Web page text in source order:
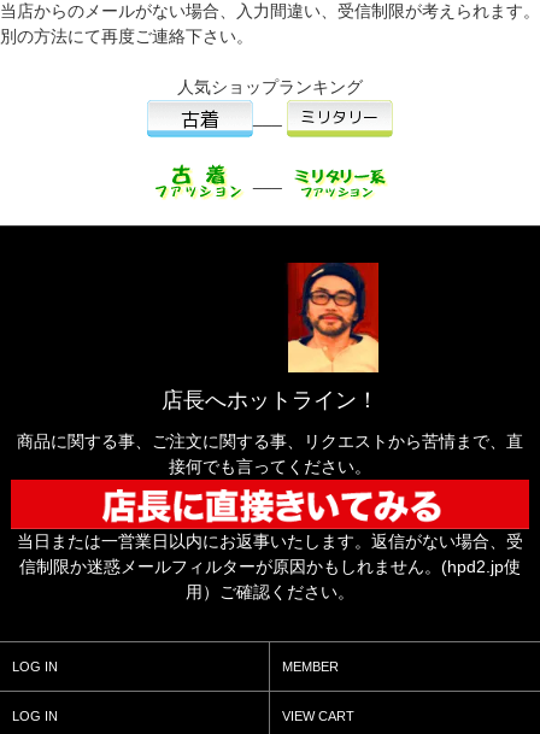
当店からのメールがない場合、入力間違い、受信制限が考えられます。
別の方法にて再度ご連絡下さい。
人気ショップランキング
店長へホットライン！
商品に関する事、ご注文に関する事、リクエストから苦情まで、直
接何でも言ってください。
当日または一営業日以内にお返事いたします。返信がない場合、受
信制限か迷惑メールフィルターが原因かもしれません。(hpd2.jp使
用）ご確認ください。
LOG IN MEMBER
LOG IN VIEW CART